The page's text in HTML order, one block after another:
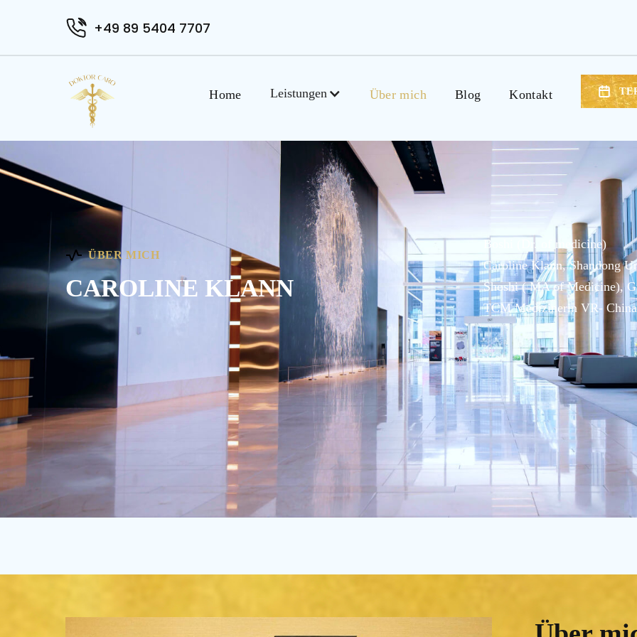
+49 89 5404 7707
Home Leistungen Über mich Blog Kontakt
ÜBER MICH
CAROLINE KLANN
Boshi (Dr. of medicine)
Caroline Klann, Shandong
Shoshi ( MA of Medicine),
TCM Medizinerin VR- China